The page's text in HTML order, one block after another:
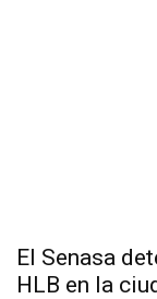
El Senasa
HLB en la